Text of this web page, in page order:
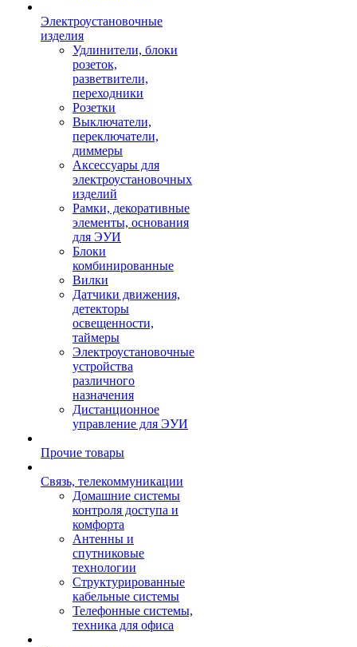
Электроустановочные
изделия
Удлинители, блоки
розеток,
разветвители,
переходники
Розетки
Выключатели,
переключатели,
диммеры
Аксессуары для
электроустановочных
изделий
Рамки, декоративные
элементы, основания
для ЭУИ
Блоки
комбинированные
Вилки
Датчики движения,
детекторы
освещенности,
таймеры
Электроустановочные
устройства
различного
назначения
Дистанционное
управление для ЭУИ
Прочие товары
Связь, телекоммуникации
Домашние системы
контроля доступа и
комфорта
Антенны и
спутниковые
технологии
Структурированные
кабельные системы
Телефонные системы,
техника для офиса